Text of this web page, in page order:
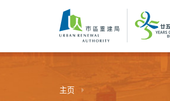
内
主页